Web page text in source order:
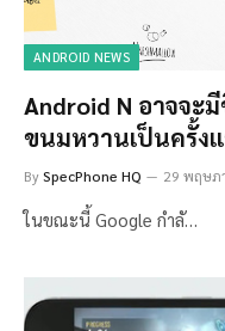
ANDROID NEWS
Android N อาจจะ
ขนมหวานเป็นครั้งแ
BySpecPhone HQ 29 พฤษภ
ในขณะนี้ Google กำลั…